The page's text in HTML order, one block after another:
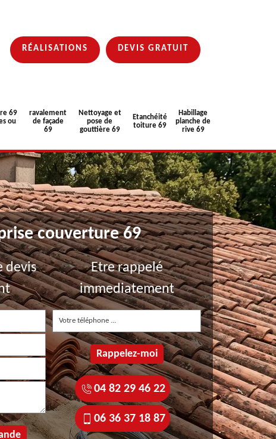
RÉALISATIONS DEVIS GRATUIT
69
ou
ravalement
de façade
69
Nettoyage et
pose de
gouttière 69
Etanchéité
toiture 69
Habillage
planche de
rive 69
couverture 69
devis
Etre rappelé
immediatement
04 82 29 46 22
06 36 37 18 87